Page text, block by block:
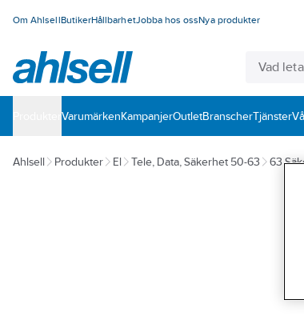
Om AhlsellButikerHållbarhetJobba hos ossNya produkter
VarumärkenKampanjerOutletBranscherTjänster
Ahlsell Produkter El Tele, Data, Säkerhet 50-63 63